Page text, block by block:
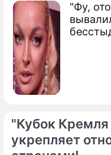
"Фу,
"Кубок Кремля
укрепляет